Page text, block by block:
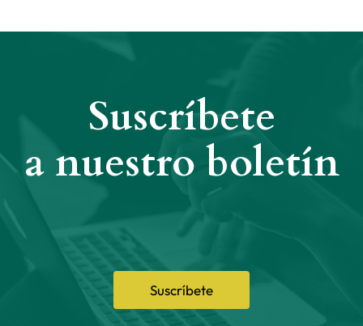
Suscríbete
Suscríbete
a nuestro boletín